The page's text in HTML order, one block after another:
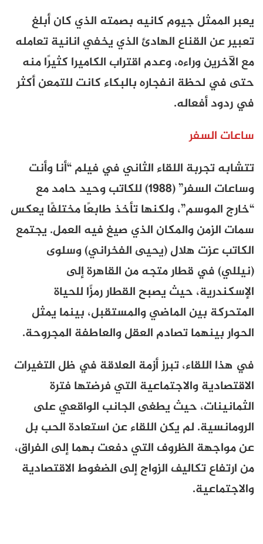
يعبر الممثل جيوم كانيه بصمته الذي كان أبلغ
تعبير عن القناع الهادئ الذي يخفي انانية تعامله
مع الآخرين وراءه، وعدم اقتراب الكاميرا كثيرًا منه
حتى في لحظة انفجاره بالبكاء كانت للتمعن أكثر
في ردود أفعاله.
ساعات السفر
تتشابه تجربة اللقاء الثاني في فيلم “أنا وأنت
وساعات السفر” (1988) للكاتب وحيد حامد مع
“خارج الموسم”، ولكنها تأخذ طابعًا مختلفًا يعكس
سمات الزمن والمكان الذي صيغ فيه العمل. يجتمع
الكاتب عزت هلال (يحيى الفخراني) وسلوى
(نيللي) في قطار متجه من القاهرة إلى
الإسكندرية، حيث يصبح القطار رمزًا للحياة
المتحركة بين الماضي والمستقبل، بينما يمثل
الحوار بينهما تصادم العقل والعاطفة المجروحة.
في هذا اللقاء، تبرز أزمة العلاقة في ظل التغيرات
الاقتصادية والاجتماعية التي فرضتها فترة
الثمانينات، حيث يطغى الجانب الواقعي على
الرومانسية. لم يكن اللقاء عن استعادة الحب بل
عن مواجهة الظروف التي دفعت بهما إلى الفراق،
من ارتفاع تكاليف الزواج إلى الضغوط الاقتصادية
والاجتماعية.